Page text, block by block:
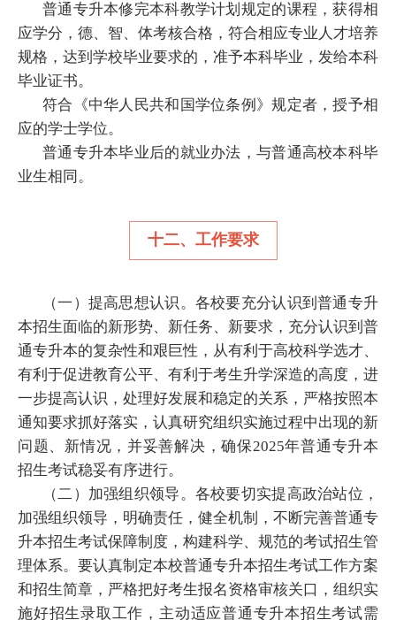
普通专升本修完本科教学计划规定的课程，获得相
应学分，德、智、体考核合格，符合相应专业人才培养
规格，达到学校毕业要求的，准予本科毕业，发给本科
毕业证书。
符合《中华人民共和国学位条例》规定者，授予相
应的学士学位。
普通专升本毕业后的就业办法，与普通高校本科毕
业生相同。
十二、工作要求
（一）提高思想认识。各校要充分认识到普通专升
本招生面临的新形势、新任务、新要求，充分认识到普
通专升本的复杂性和艰巨性，从有利于高校科学选才、
有利于促进教育公平、有利于考生升学深造的高度，进
一步提高认识，处理好发展和稳定的关系，严格按照本
通知要求抓好落实，认真研究组织实施过程中出现的新
问题、新情况，并妥善解决，确保2025年普通专升本
招生考试稳妥有序进行。
（二）加强组织领导。各校要切实提高政治站位，
加强组织领导，明确责任，健全机制，不断完善普通专
升本招生考试保障制度，构建科学、规范的考试招生管
理体系。要认真制定本校普通专升本招生考试工作方案
和招生简章，严格把好考生报名资格审核关口，组织实
施好招生录取工作，主动适应普通专升本招生考试需